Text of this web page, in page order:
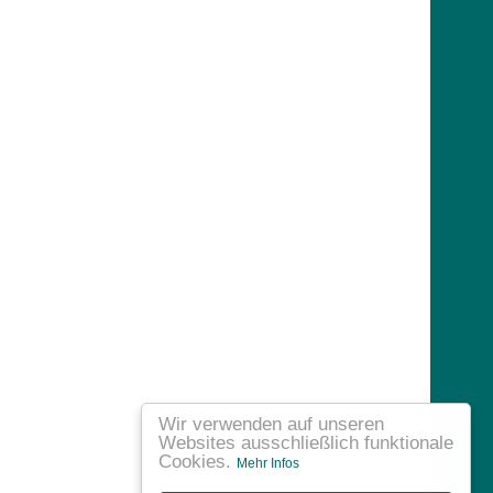
Wir verwenden auf unseren
Websites ausschließlich funktionale
Cookies.
Mehr Infos